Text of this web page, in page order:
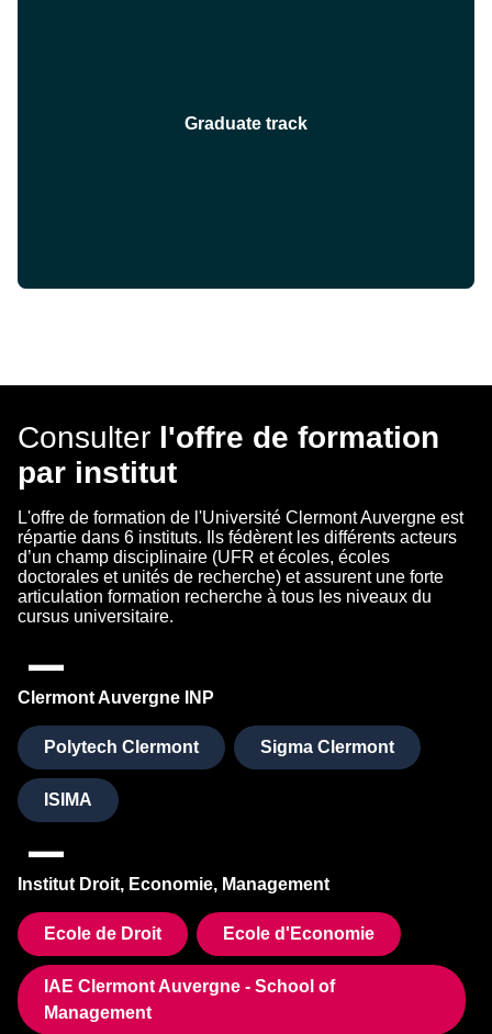
Graduate track
Consulter l'offre de formation
par institut
L'offre de formation de l'Université Clermont Auvergne est
répartie dans 6 instituts. Ils fédèrent les différents acteurs
d’un champ disciplinaire (UFR et écoles, écoles
doctorales et unités de recherche) et assurent une forte
articulation formation recherche à tous les niveaux du
cursus universitaire.
Clermont Auvergne INP
Polytech Clermont Sigma Clermont
ISIMA
Institut Droit, Economie, Management
Ecole de Droit Ecole d'Economie
IAE Clermont Auvergne - School of
Management